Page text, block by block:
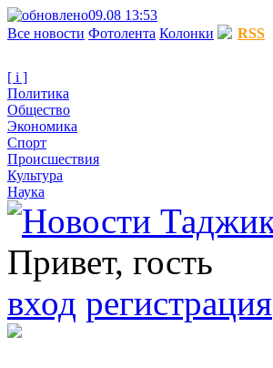
09.08 13:53
Все новости Фотолента Колонки RSS
[ i ]
Политика
Общество
Экономика
Спорт
Происшествия
Культура
Наука
Привет, гость
вход регистрация